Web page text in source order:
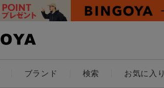
ブランド 検索 お気に入り